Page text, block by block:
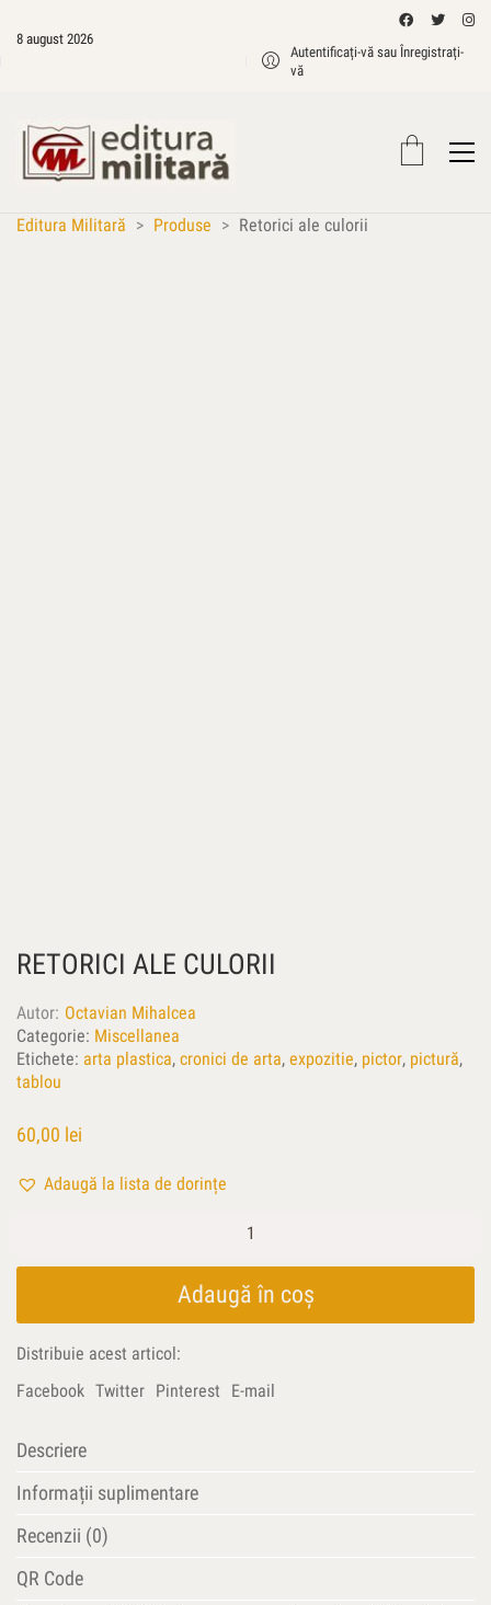
8 august 2026
Autentificați-vă sau Înregistrați-
vă
Editura Militară > Produse > Retorici ale culorii
RETORICI ALE CULORII
Autor Octavian Mihalcea
Categorie: Miscellanea
Etichete: arta plastica, cronici de arta, expozitie, pictor, pictură,
tablou
60,00 lei
Adaugă la lista de dorințe
ale
Adaugă în coș
Distribuie acest articol:
Facebook Twitter Pinterest E-mail
Descriere
Informații suplimentare
Recenzii (0)
QR Code